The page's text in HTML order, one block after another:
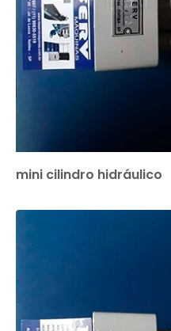
mini cilindro hidráulico